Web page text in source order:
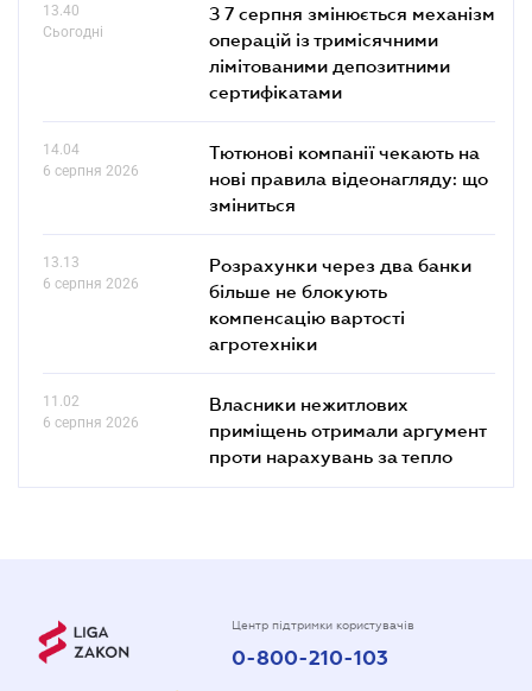
13.40
Сьогодні
З 7 серпня змінюється механізм
операцій із тримісячними
лімітованими депозитними
сертифікатами
14.04
6 серпня 2026
Тютюнові компанії чекають на
нові правила відеонагляду: що
зміниться
13.13
6 серпня 2026
Розрахунки через два банки
більше не блокують
компенсацію вартості
агротехніки
11.02
6 серпня 2026
Власники нежитлових
приміщень отримали аргумент
проти нарахувань за тепло
Центр підтримки користувачів
0-800-210-103